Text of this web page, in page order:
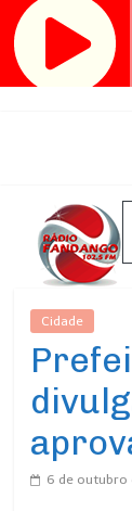
Pular
para
Cidade
6 de outubro